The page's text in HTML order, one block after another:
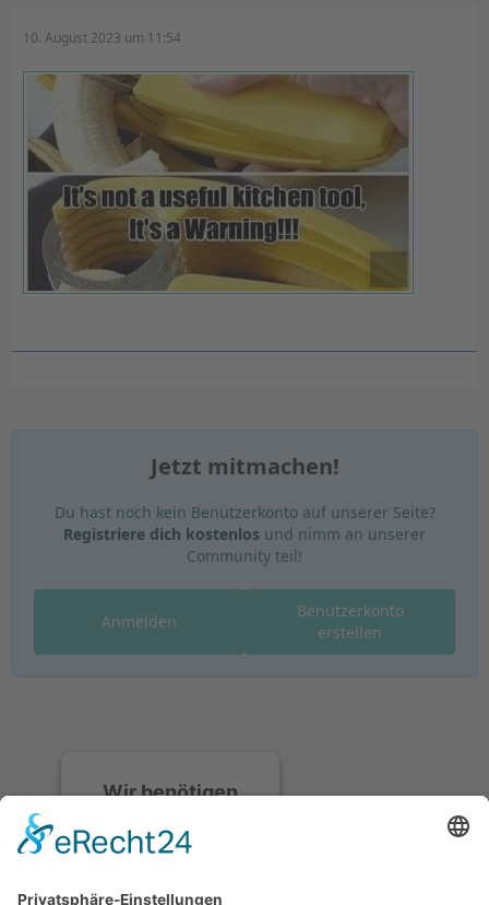
10. August 2023 um 11:54
Jetzt mitmachen!
Du hast noch kein Benutzerkonto auf unserer Seite?
Registriere dich kostenlos und nimm an unserer
Community teil!
Benutzerkonto
erstellen
Anmelden
Wir benötigen
Zustimmung, um
Service zu laden!